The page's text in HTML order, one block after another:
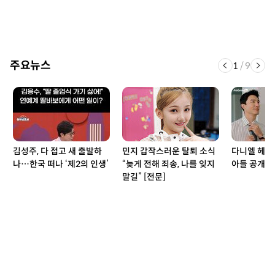
주요뉴스 1 /9
김성주, 다 접고 새 출발하
나…한국 떠나 ‘제2의 인생’
민지 갑작스러운 탈퇴 소식
“늦게 전해 죄송, 나를 잊지
말길” [전문]
다니엘 헤
아들 공개?